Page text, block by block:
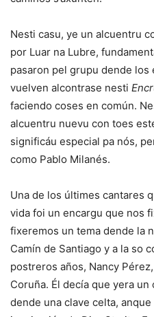
Nesti casu, ye un alcuentru
por Luar na Lubre,
pasaron pel grupu dende los
vuelven alcontrase nesti
faciendo coses en común.
alcuentru nuevu con toes
significáu especial pa nós,
como Pablo Milanés.
Una de los últimes cantares
vida foi un encargu que nos
fixeremos un tema dende la
Camín de Santiago y a la so
postreros años, Nancy
Coruña. Él decía que yera
dende una clave celta,